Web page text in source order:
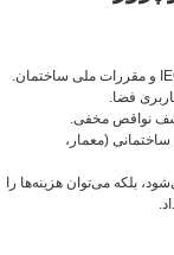
فضا.
نواقص مخفی.
(معمار،
بلکه می‌توان هزینه‌ها را